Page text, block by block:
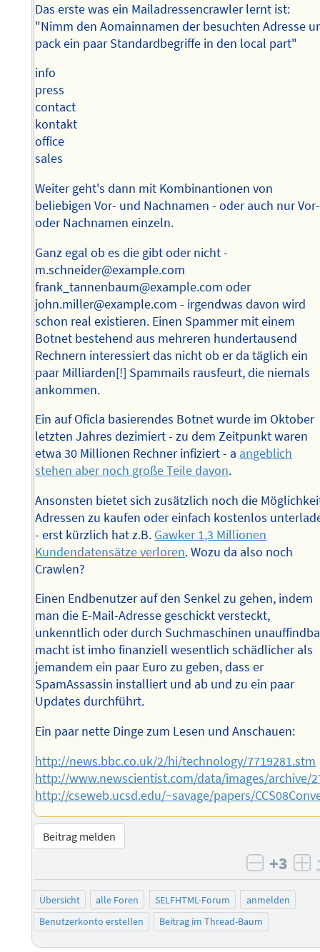
Das erste was ein Mailadressencrawler lernt ist:
"Nimm den Aomainnamen der besuchten Adresse
pack ein paar Standardbegriffe in den local part"
info
press
contact
kontakt
office
sales
Weiter geht's dann mit Kombinantionen von
beliebigen Vor- und Nachnamen - oder auch nur Vor-
oder Nachnamen einzeln.
Ganz egal ob es die gibt oder nicht -
m.schneider@example.com
frank_tannenbaum@example.com oder
john.miller@example.com - irgendwas davon wird
schon real existieren. Einen Spammer mit einem
Botnet bestehend aus mehreren hundertausend
Rechnern interessiert das nicht ob er da täglich ein
paar Milliarden[!] Spammails rausfeurt, die niemals
ankommen.
Ein auf Oficla basierendes Botnet wurde im Oktober
letzten Jahres dezimiert - zu dem Zeitpunkt waren
etwa 30 Millionen Rechner infiziert - a angeblich
stehen aber noch große Teile davon.
Ansonsten bietet sich zusätzlich noch die
Adressen zu kaufen oder einfach kostenlos
- erst kürzlich hat z.B. Gawker 1,3 Millionen
Kundendatensätze verloren. Wozu da also noch
Crawlen?
Einen Endbenutzer auf den Senkel zu gehen, indem
man die E-Mail-Adresse geschickt versteckt,
unkenntlich oder durch Suchmaschinen
macht ist imho finanziell wesentlich schädlicher als
jemandem ein paar Euro zu geben, dass er
SpamAssassin installiert und ab und zu ein paar
Updates durchführt.
Ein paar nette Dinge zum Lesen und Anschauen:
http://news.bbc.co.uk/2/hi/technology/7719281.stm
http://www.newscientist.com/data/images/archive/
http://cseweb.ucsd.edu/~savage/papers/
Beitrag melden
negativ
+3
Übersicht alle Foren SELFHTML-Forum
anmelden
Benutzerkonto erstellen
Beitrag im Thread-Baum